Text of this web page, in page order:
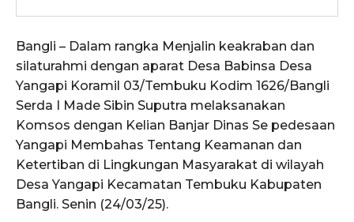
Bangli – Dalam rangka Menjalin keakraban dan
silaturahmi dengan aparat Desa Babinsa Desa
Yangapi Koramil 03/Tembuku Kodim 1626/Bangli
Serda I Made Sibin Suputra melaksanakan
Komsos dengan Kelian Banjar Dinas Se pedesaan
Yangapi Membahas Tentang Keamanan dan
Ketertiban di Lingkungan Masyarakat di wilayah
Desa Yangapi Kecamatan Tembuku Kabupaten
Bangli. Senin (24/03/25).